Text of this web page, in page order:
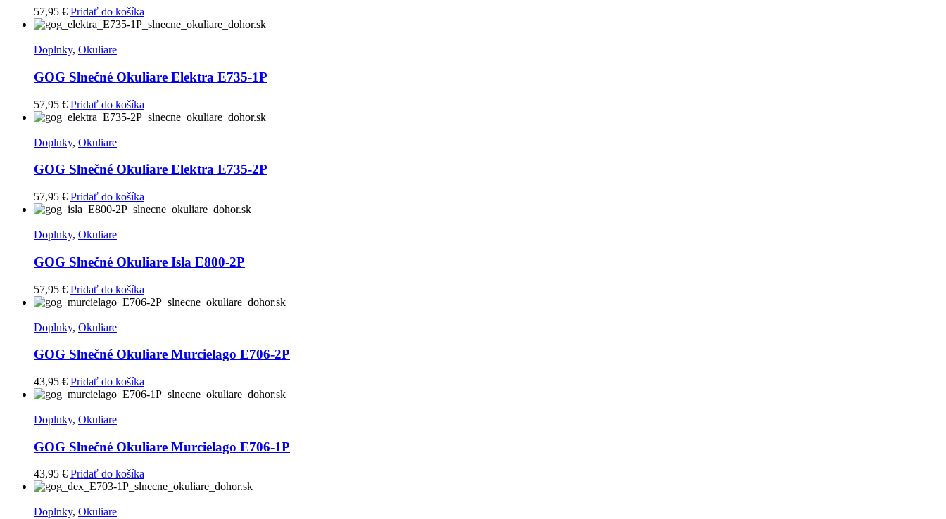
57,95 € Pridať do košíka
Doplnky, Okuliare
GOG Slnečné Okuliare Elektra E735-1P
57,95 € Pridať do košíka
Doplnky, Okuliare
GOG Slnečné Okuliare Elektra E735-2P
57,95 € Pridať do košíka
Doplnky, Okuliare
GOG Slnečné Okuliare Isla E800-2P
57,95 € Pridať do košíka
Doplnky, Okuliare
GOG Slnečné Okuliare Murcielago E706-2P
43,95 € Pridať do košíka
Doplnky, Okuliare
GOG Slnečné Okuliare Murcielago E706-1P
43,95 € Pridať do košíka
Doplnky, Okuliare